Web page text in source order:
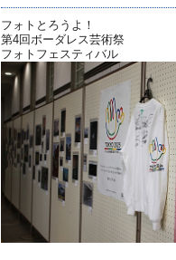
フォトとろうよ！
第4回ボーダレス芸術祭
フォトフェスティバル